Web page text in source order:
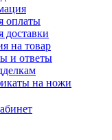
оплаты
доставки
на товар
и ответы
на ножи